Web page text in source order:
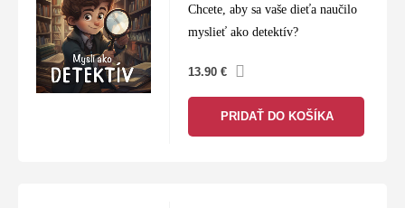
Chcete, aby sa vaše dieťa naučilo
myslieť ako detektív?
13.90€
PRIDAŤ DO KOŠÍKA